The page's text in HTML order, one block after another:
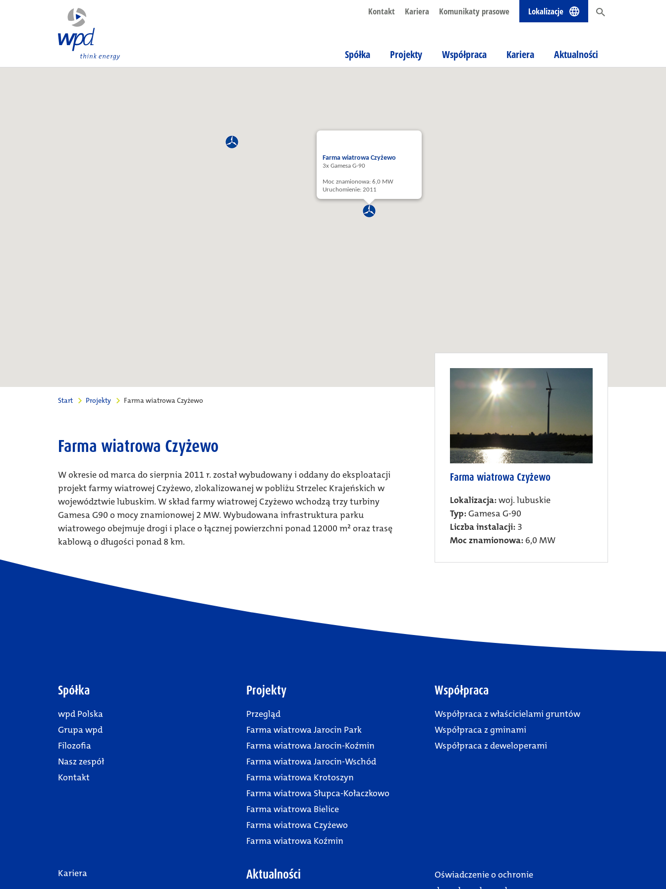
Kontakt Kariera Komunikaty prasowe Lokalizacje
Spółka Projekty Współpraca Kariera Aktualności
Farma wiatrowa Czyżewo
3x Gamesa G-90
Moc znamionowa: 6,0 MW
Uruchomienie: 2011
Start Projekty Farma wiatrowa Czyżewo
Farma wiatrowa Czyżewo
W okresie od marca do sierpnia 2011 r. został wybudowany i oddany do eksploatacji
projekt farmy wiatrowej Czyżewo, zlokalizowanej w pobliżu Strzelec Krajeńskich w
województwie lubuskim. W skład farmy wiatrowej Czyżewo wchodzą trzy turbiny
Gamesa G90 o mocy znamionowej 2 MW. Wybudowana infrastruktura parku
wiatrowego obejmuje drogi i place o łącznej powierzchni ponad 12000 m² oraz trasę
kablową o długości ponad 8 km.
Farma wiatrowa Czyżewo
Lokalizacja:woj. lubuskie
Typ:Gamesa G-90
Liczba instalacji: 3
Moc znamionowa: 6,0 MW
Spółka
wpd Polska
Grupa wpd
Filozofia
Nasz zespół
Kontakt
Projekty
Przegląd
Farma wiatrowa Jarocin Park
Farma wiatrowa Jarocin-Koźmin
Farma wiatrowa Jarocin-Wschód
Farma wiatrowa Krotoszyn
Farma wiatrowa Słupca-Kołaczkowo
Farma wiatrowa Bielice
Farma wiatrowa Czyżewo
Farma wiatrowa Koźmin
Współpraca
Współpraca z właścicielami gruntów
Współpraca z gminami
Współpraca z deweloperami
Kariera Aktualności
Oświadczenie o ochronie